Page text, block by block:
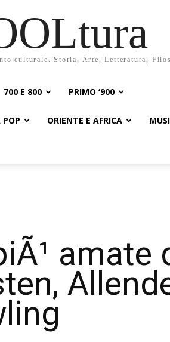
culturale. Storia, Arte, Letteratura,
700 E 800 PRIMO ‘900
POP ORIENTE E AFRICA
amate